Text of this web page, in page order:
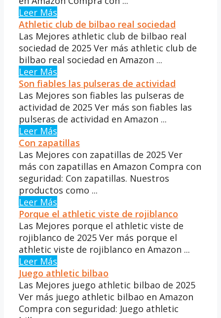
Leer Más
Athletic club de bilbao real sociedad
Las Mejores athletic club de bilbao real
sociedad de 2025 Ver más athletic club de
bilbao real sociedad en Amazon ...
Leer Más
Son fiables las pulseras de actividad
Las Mejores son fiables las pulseras de
actividad de 2025 Ver más son fiables las
pulseras de actividad en Amazon ...
Leer Más
Con zapatillas
Las Mejores con zapatillas de 2025 Ver
más con zapatillas en Amazon Compra con
seguridad: Con zapatillas. Nuestros
productos como ...
Leer Más
Porque el athletic viste de rojiblanco
Las Mejores porque el athletic viste de
rojiblanco de 2025 Ver más porque el
athletic viste de rojiblanco en Amazon ...
Leer Más
Juego athletic bilbao
Las Mejores juego athletic bilbao de 2025
Ver más juego athletic bilbao en Amazon
Compra con seguridad: Juego athletic